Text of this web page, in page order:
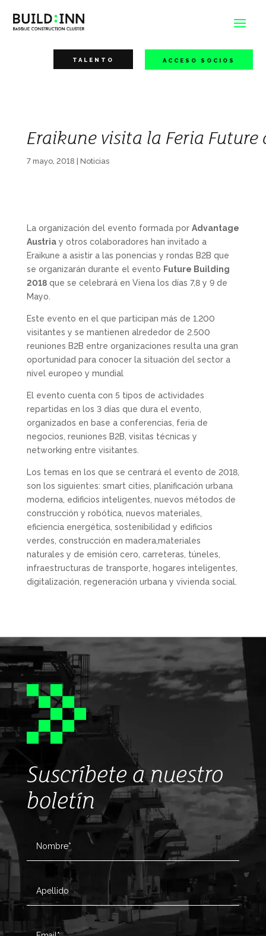
TALENTO ACCESO SOCIOS
Eraikune visita la Feria
7 mayo, 2018 Noticias
La organización del evento formada por Advantage
Austriay otros colaboradores han invitado a
Eraikune a asistir a las ponencias y rondas B2B que
se organizarán durante el evento Future Building
2018que se celebrará en Viena los días 7,8 y 9 de
Mayo.
Este evento en el que participan más de 1.200
visitantes y se mantienen alrededor de 2.500
reuniones B2B entre organizaciones resulta una gran
oportunidad para conocer la situación del sector a
nivel europeo y mundial
El evento cuenta con 5 tipos de actividades
repartidas en los 3 días que dura el evento,
organizados en base a conferencias, feria de
negocios, reuniones B2B, visitas técnicas y
networking entre visitantes.
Los temas en los que se centrará el evento de 2018,
son los siguientes: smart cities, planificación urbana
moderna, edificios inteligentes, nuevos métodos de
construcción y robótica, nuevos materiales,
eficiencia energética, sostenibilidad y edificios
verdes, construcción en madera,materiales
naturales y de emisión cero, carreteras, túneles,
infraestructuras de transporte, hogares inteligentes,
digitalización, regeneración urbana y vivienda social.
Suscríbete a nuestro
boletín